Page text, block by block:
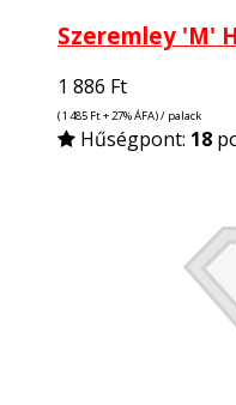
Szeremley 'M'
1 886 Ft
(1 485 Ft+ 27% ÁFA) / palack
Hűségpont: 18